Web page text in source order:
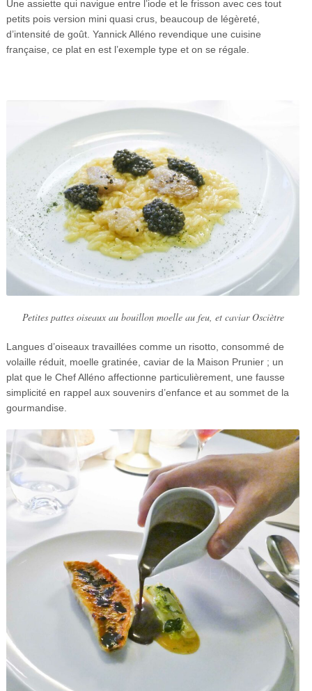
Une assiette qui navigue entre l’iode et le frisson avec ces tout
petits pois version mini quasi crus, beaucoup de légèreté,
d’intensité de goût. Yannick Alléno revendique une cuisine
française, ce plat en est l’exemple type et on se régale.
Petites pattes oiseaux au bouillon moelle au feu, et caviar Osciètre
Langues d’oiseaux travaillées comme un risotto, consommé de
volaille réduit, moelle gratinée, caviar de la Maison Prunier ; un
plat que le Chef Alléno affectionne particulièrement, une fausse
simplicité en rappel aux souvenirs d’enfance et au sommet de la
gourmandise.